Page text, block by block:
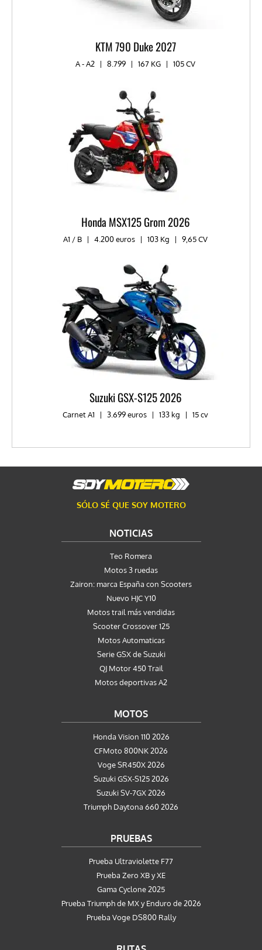
KTM 790 Duke 2027
A - A2 | 8.799 | 167 KG | 105 CV
Honda MSX125 Grom 2026
A1 / B | 4.200 euros | 103 Kg | 9,65 CV
Suzuki GSX-S125 2026
Carnet A1 | 3.699 euros | 133 kg | 15 cv
SÓLO SÉ QUE SOY MOTERO
NOTICIAS
Teo Romera
Motos 3 ruedas
Zairon: marca España con Scooters
Nuevo HJC Y10
Motos trail más vendidas
Scooter Crossover 125
Motos Automaticas
Serie GSX de Suzuki
QJ Motor 450 Trail
Motos deportivas A2
MOTOS
Honda Vision 110 2026
CFMoto 800NK 2026
Voge SR450X 2026
Suzuki GSX-S125 2026
Suzuki SV-7GX 2026
Triumph Daytona 660 2026
PRUEBAS
Prueba Ultraviolette F77
Prueba Zero XB y XE
Gama Cyclone 2025
Prueba Triumph de MX y Enduro de 2026
Prueba Voge DS800 Rally